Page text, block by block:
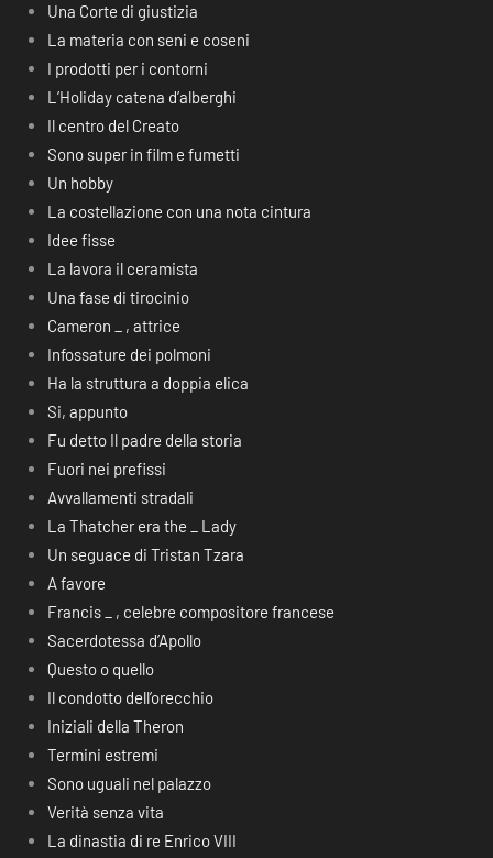
Una Corte di giustizia
La materia con seni e coseni
I prodotti per i contorni
L’Holiday catena d’alberghi
Il centro del Creato
Sono super in film e fumetti
Un hobby
La costellazione con una nota cintura
Idee fisse
La lavora il ceramista
Una fase di tirocinio
Cameron _ , attrice
Infossature dei polmoni
Ha la struttura a doppia elica
Si, appunto
Fu detto Il padre della storia
Fuori nei prefissi
Avvallamenti stradali
La Thatcher era the _ Lady
Un seguace di Tristan Tzara
A favore
Francis _ , celebre compositore francese
Sacerdotessa d’Apollo
Questo o quello
Il condotto dell’orecchio
Iniziali della Theron
Termini estremi
Sono uguali nel palazzo
Verità senza vita
La dinastia di re Enrico VIII